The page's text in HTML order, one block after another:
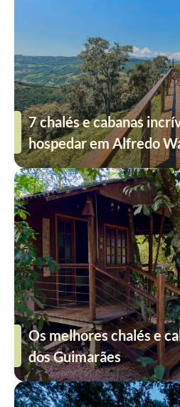
7 chalés e cabanas
hospedar em Alfredo
Os melhores chalés e
dos Guimarães